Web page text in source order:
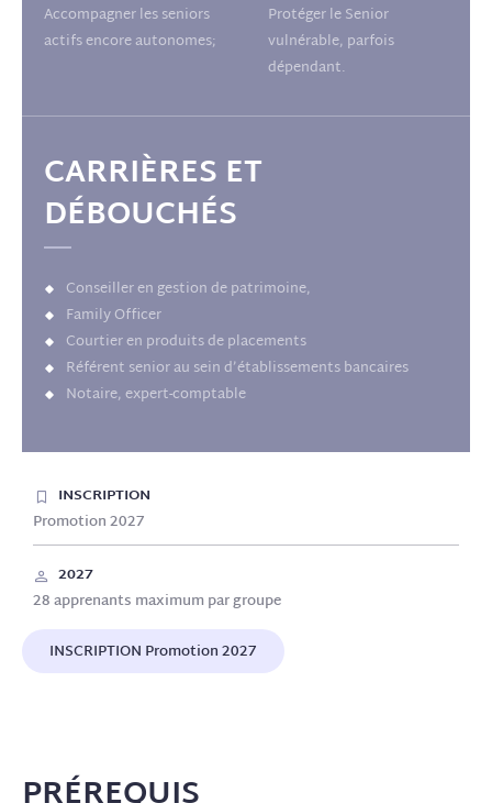
Accompagner les seniors
actifs encore autonomes;
Protéger le Senior
vulnérable, parfois
dépendant.
CARRIÈRES ET
DÉBOUCHÉS
Conseiller en gestion de patrimoine,
Family Officer
Courtier en produits de placements
Référent senior au sein d’établissements bancaires
Notaire, expert-comptable
INSCRIPTION
Promotion 2027
2027
28 apprenants maximum par groupe
INSCRIPTION Promotion 2027